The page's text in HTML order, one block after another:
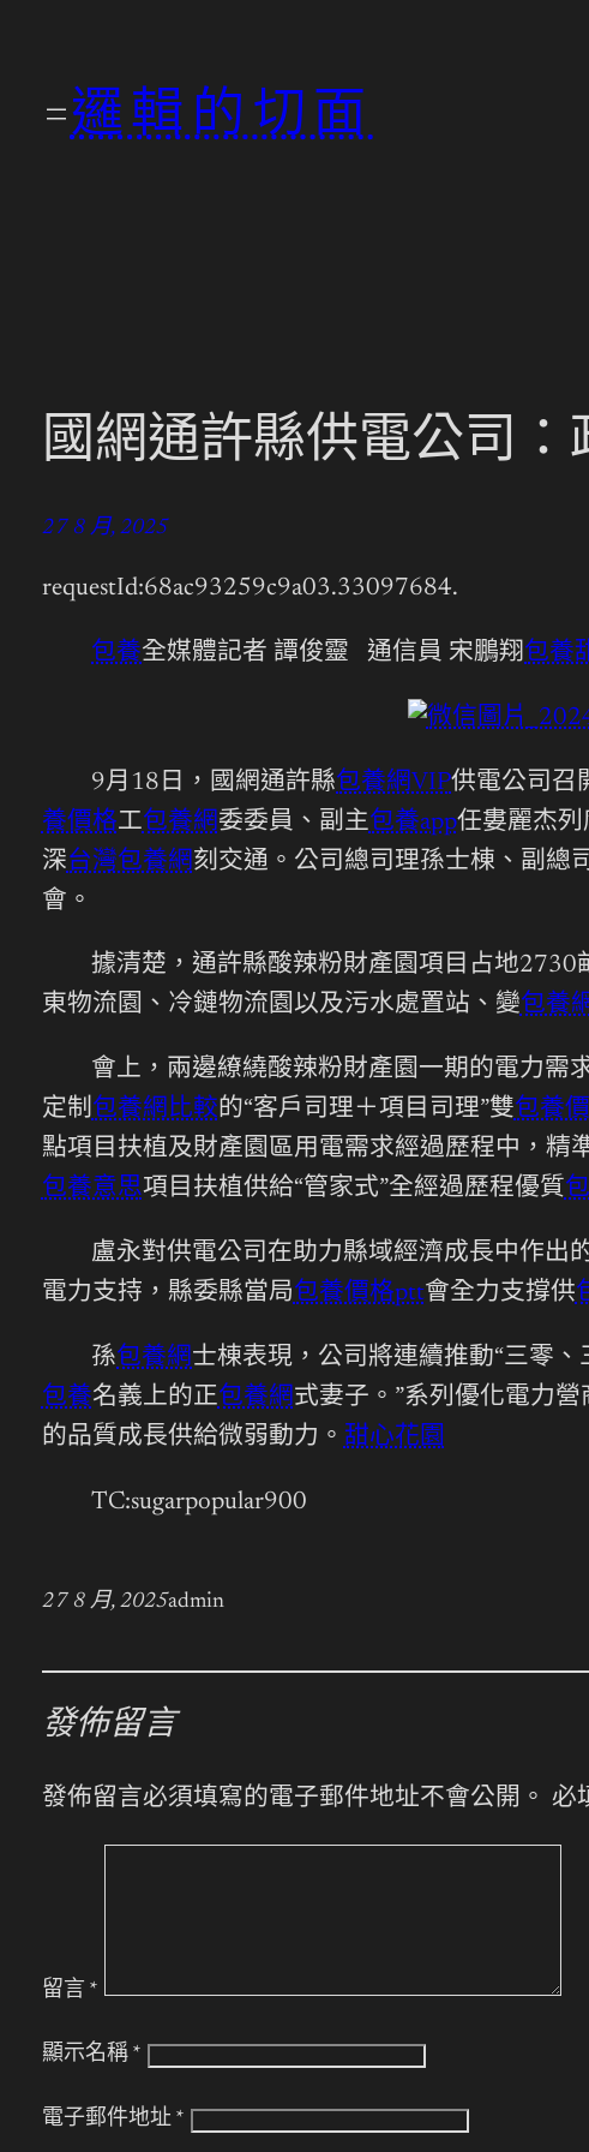
邏輯的切面
國網通許縣供電公司
27 8 月, 2025
requestId:68ac93259c9a03.33097684.
包養全媒體記者 譚俊靈 通信員 宋鵬翔包養
9月18日，國網通許縣包養網VIP供電公司召
養價格工包養網委委員、副主包養app任婁麗杰列
深台灣包養網刻交通。公司總司理孫士棟、副總
會。
據清楚，通許縣酸辣粉財產園項目占地
東物流園、冷鏈物流園以及污水處置站、變包養
會上，兩邊繚繞酸辣粉財產園一期的電力需
定制包養網比較的“客戶司理＋項目司理”雙包養
點項目扶植及財產園區用電需求經過歷程中，精
包養意思項目扶植供給“管家式”全經過歷程優質
盧永對供電公司在助力縣域經濟成長中作出
電力支持，縣委縣當局包養價格ptt會全力支撐供
孫包養網士棟表現，公司將連續推動“三零
包養名義上的正包養網式妻子。”系列優化電力
的品質成長供給微弱動力。 甜心花園
TC:sugarpopular900
27 8 月, 2025admin
發佈留言
發佈留言必須填寫的電子郵件地址不會公開。 必
留言 *
顯示名稱 *
電子郵件地址 *